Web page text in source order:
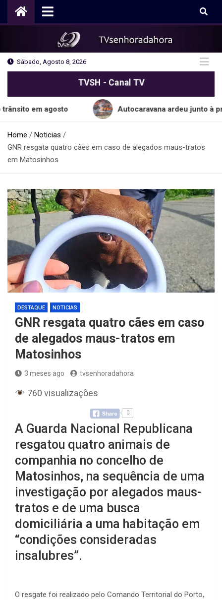
Sábado, Agosto 8, 2026
TVSH - Canal TV
agosto Autocaravana ardeu junto à praia do
Home
Noticias
GNR resgata quatro cães em caso de alegados maus-tratos
em Matosinhos
DESTAQUE NOTICIAS
GNR resgata quatro cães em caso
de alegados maus-tratos em
Matosinhos
3 meses ago tvsenhoradahora
760 visualizações
0
A Guarda Nacional Republicana
resgatou quatro animais de
companhia no concelho de
Matosinhos, na sequência de uma
investigação por alegados maus-
tratos e de uma busca
domiciliária a uma habitação em
“condições consideradas
insalubres”.
O resgate foi realizado pelo Comando Territorial do Porto,